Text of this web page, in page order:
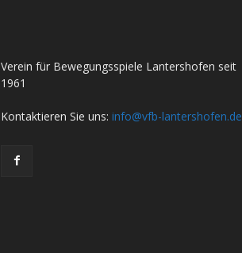
Verein für Bewegungsspiele Lantershofen seit
1961
Kontaktieren Sie uns: info@vfb-lantershofen.de